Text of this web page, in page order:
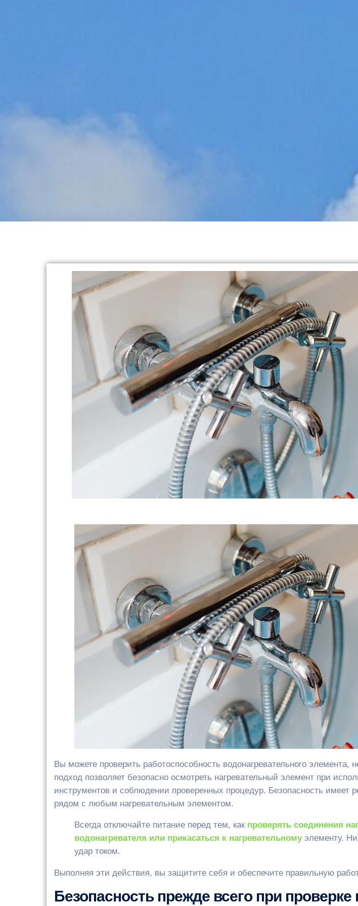
Вы можете проверить работоспособность водонагревательного элемента,
подход позволяет безопасно осмотреть нагревательный элемент при
инструментов и соблюдении проверенных процедур. Безопасность имеет
рядом с любым нагревательным элементом.
Всегда отключайте питание перед тем, как проверять соединения
водонагревателя или прикасаться к нагревательномуэлементу.
удар током.
Выполняя эти действия, вы защитите себя и обеспечите правильную
Безопасность прежде всего при проверке